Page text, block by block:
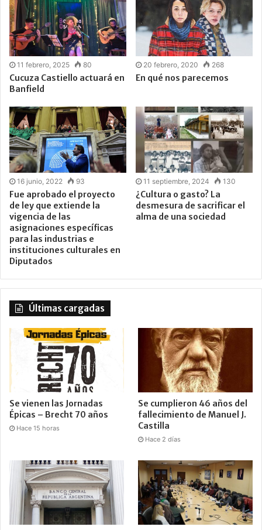
11 febrero, 2025 80
Cucuza Castiello actuará en
Banfield
20 febrero, 2020 268
En qué nos parecemos
16 junio, 2022 93
Fue aprobado el proyecto
de ley que extiende la
vigencia de las
asignaciones específicas
para las industrias e
instituciones culturales en
Diputados
11 septiembre, 2024 130
¿Cultura o gasto? La
desmesura de sacrificar el
alma de una sociedad
Últimas cargadas
Se vienen las Jornadas
Épicas – Brecht 70 años
Hace 15 horas
Se cumplieron 46 años del
fallecimiento de Manuel J.
Castilla
Hace 2 días